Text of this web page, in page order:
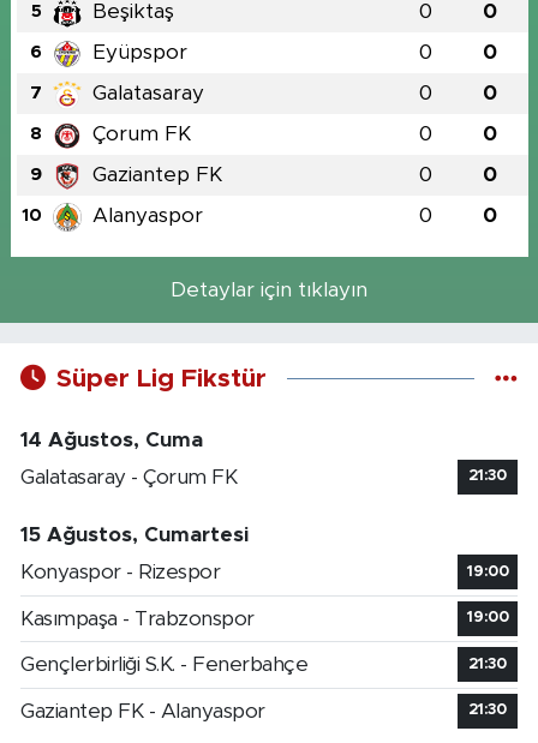
5 Beşiktaş 0 0
6 Eyüpspor 0 0
7 Galatasaray 0 0
8 Çorum FK 0 0
9 Gaziantep FK 0 0
10 Alanyaspor 0 0
Detaylar için tıklayın
Süper Lig Fikstür
14 Ağustos, Cuma
Galatasaray - Çorum FK
21:30
15 Ağustos, Cumartesi
Konyaspor - Rizespor
19:00
Kasımpaşa - Trabzonspor 19:00
Gençlerbirliği S.K. - Fenerbahçe 21:30
Gaziantep FK - Alanyaspor 21:30